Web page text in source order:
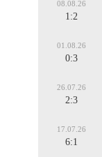
08.08.26
1:2
01.08.26
0:3
26.07.26
2:3
17.07.26
6:1